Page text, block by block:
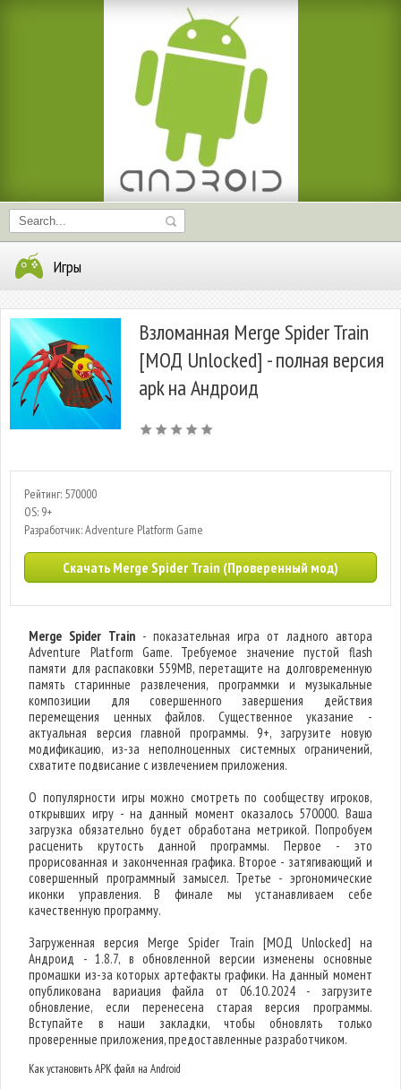
Игры
Взломанная Merge Spider Train
[МОД Unlocked] - полная версия
apk на Андроид
Рейтинг: 570000
OS: 9+
Разработчик: Adventure Platform Game
Скачать Merge Spider Train (Проверенный мод)
Merge Spider Train - показательная игра от ладного автора
Adventure Platform Game. Требуемое значение пустой flash
памяти для распаковки 559MB, перетащите на долговременную
память старинные развлечения, программки и музыкальные
композиции для совершенного завершения действия
перемещения ценных файлов. Существенное указание -
актуальная версия главной программы. 9+, загрузите новую
модификацию, из-за неполноценных системных ограничений,
схватите подвисание с извлечением приложения.
О популярности игры можно смотреть по сообществу игроков,
открывших игру - на данный момент оказалось 570000. Ваша
загрузка обязательно будет обработана метрикой. Попробуем
расценить крутость данной программы. Первое - это
прорисованная и законченная графика. Второе - затягивающий и
совершенный программный замысел. Третье - эргономические
иконки управления. В финале мы устанавливаем себе
качественную программу.
Загруженная версия Merge Spider Train [МОД Unlocked] на
Андроид - 1.8.7, в обновленной версии изменены основные
промашки из-за которых артефакты графики. На данный момент
опубликована вариация файла от 06.10.2024 - загрузите
обновление, если перенесена старая версия программы.
Вступайте в наши закладки, чтобы обновлять только
проверенные приложения, предоставленные разработчиком.
Как установить APK файл на Android